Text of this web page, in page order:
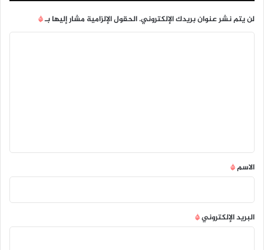
لن يتم نشر عنوان بريدك الإلكتروني.الحقول الإلزامية مشار إليها بـ*
*
الاسم*
البريد الإلكتروني*